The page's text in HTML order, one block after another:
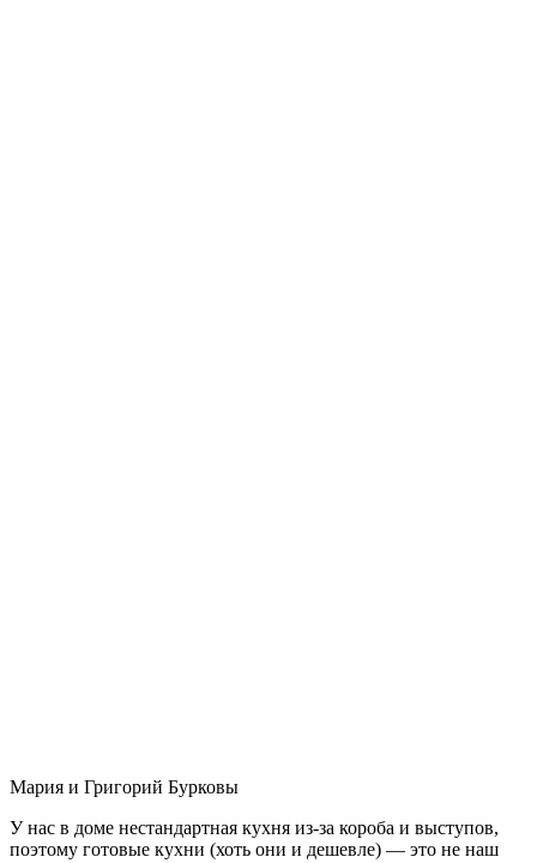
Мария и Григорий Бурковы
У нас в доме нестандартная кухня из-за короба и выступов,
поэтому готовые кухни (хоть они и дешевле) — это не наш